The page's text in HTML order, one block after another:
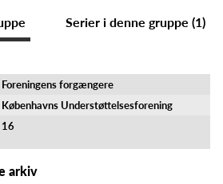
Serier i denne gruppe (1)
Foreningens forgængere
Københavns Understøttelsesforening
16
arkiv